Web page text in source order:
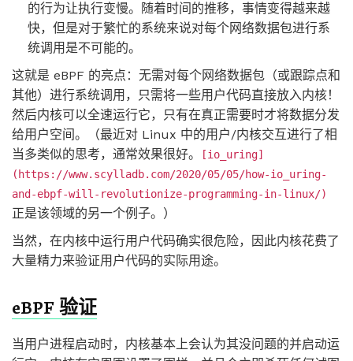
的行为让执行变慢。随着时间的推移，事情变得越来越
快，但是对于繁忙的系统来说对每个网络数据包进行系
统调用是不可能的。
这就是 eBPF 的亮点：无需对每个网络数据包（或跟踪点和
其他）进行系统调用，只需将一些用户代码直接放入内核！
然后内核可以全速运行它，只有在真正需要时才将数据分发
给用户空间。（最近对 Linux 中的用户/内核交互进行了相
当多类似的思考，通常效果很好。
[io_uring]
(https://www.scylladb.com/2020/05/05/how-io_uring-
and-ebpf-will-revolutionize-programming-in-linux/)
正是该领域的另一个例子。）
当然，在内核中运行用户代码确实很危险，因此内核花费了
大量精力来验证用户代码的实际用途。
eBPF 验证
当用户进程启动时，内核基本上会认为其没问题的并启动运